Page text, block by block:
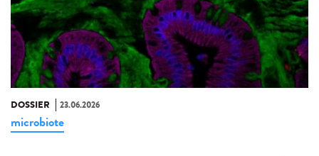
DOSSIER 23.06.2026
microbiote